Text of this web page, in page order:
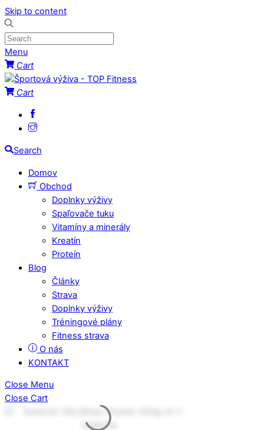
Skip to content
Menu
Cart
Cart
Search
Domov
Obchod
Doplnky výživy
Spaľovače tuku
Vitamíny a minerály
Kreatín
Proteín
Blog
Články
Strava
Doplnky výživy
Tréningové plány
Fitness strava
O nás
KONTAKT
Close Menu
Close Cart